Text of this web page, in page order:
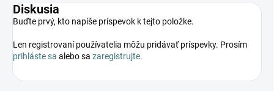
Diskusia
Buďte prvý, kto napíše príspevok k tejto položke.
Len registrovaní používatelia môžu pridávať príspevky. Prosím
prihláste sa alebo sa zaregistrujte.